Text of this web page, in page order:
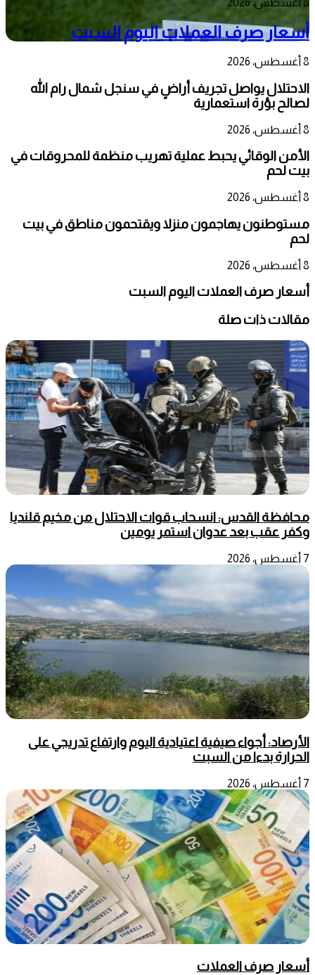
8 أغسطس، 2026
أسعار صرف العملات اليوم السبت
8 أغسطس، 2026
الاحتلال يواصل تجريف أراضٍ في سنجل شمال رام الله
لصالح بؤرة استعمارية
8 أغسطس، 2026
الأمن الوقائي يحبط عملية تهريب منظمة للمحروقات في
بيت لحم
8 أغسطس، 2026
مستوطنون يهاجمون منزلا ويقتحمون مناطق في بيت
لحم
8 أغسطس، 2026
أسعار صرف العملات اليوم السبت
مقالات ذات صلة
محافظة القدس: انسحاب قوات الاحتلال من مخيم قلنديا
وكفر عقب بعد عدوان استمر يومين
7 أغسطس، 2026
الأرصاد: أجواء صيفية اعتيادية اليوم وارتفاع تدريجي على
الحرارة بدءا من السبت
7 أغسطس، 2026
أسعار صرف العملات